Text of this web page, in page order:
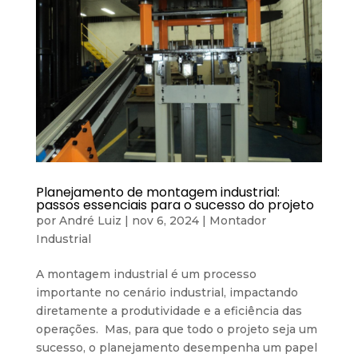
Planejamento de montagem industrial:
passos essenciais para o sucesso do projeto
por André Luiz | nov 6, 2024| Montador
Industrial
A montagem industrial é um processo
importante no cenário industrial, impactando
diretamente a produtividade e a eficiência das
operações. Mas, para que todo o projeto seja um
sucesso, o planejamento desempenha um papel